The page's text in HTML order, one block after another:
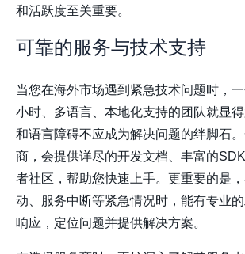
和活跃度至关重要。
可靠的服务与技术支持
当您在海外市场遇到紧急技术问题时，
小时、多语言、本地化支持的团队就显
和语言障碍不应成为解决问题的绊脚石
商，会提供详尽的开发文档、丰富的
者社区，帮助您快速上手。更重要的是
动、服务中断等紧急情况时，能有专业
响应，定位问题并提供解决方案。